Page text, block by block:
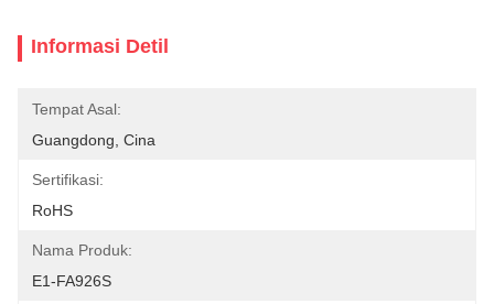
Informasi Detil
Tempat Asal:
Guangdong, Cina
Sertifikasi:
RoHS
Nama Produk:
E1-FA926S